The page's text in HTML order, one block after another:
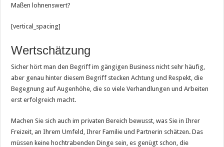
Maßen lohnenswert?
[vertical_spacing]
Wertschätzung
Sicher hört man den Begriff im gängigen Business nicht sehr häufig,
aber genau hinter diesem Begriff stecken Achtung und Respekt, die
Begegnung auf Augenhöhe, die so viele Verhandlungen und Arbeiten
erst erfolgreich macht.
Machen Sie sich auch im privaten Bereich bewusst, was Sie in Ihrer
Freizeit, an Ihrem Umfeld, Ihrer Familie und Partnerin schätzen. Das
müssen keine hochtrabenden Dinge sein, es genügt schon, die